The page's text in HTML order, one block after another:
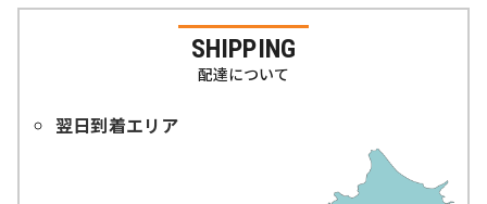
SHIPPING
配達について
翌日到着エリア